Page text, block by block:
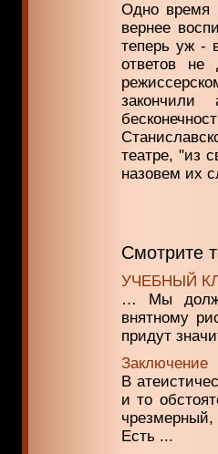
Одно время
вернее
теперь уж -
ответов
театре, "из
назовем их
Смотрите
УЧЕБНЫЙ
… Мы
внятному
придут
Заключение
В
и то
Есть ...